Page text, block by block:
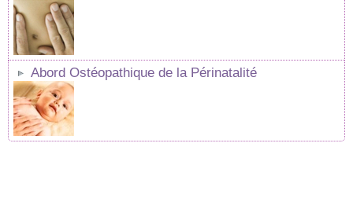
Abord Ostéopathique de la Périnatalité